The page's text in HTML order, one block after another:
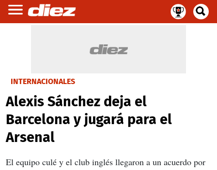
INTERNACIONALES
Alexis Sánchez deja el
Barcelona y jugará para el
Arsenal
El equipo culé y el club inglés llegaron a un acuerdo por